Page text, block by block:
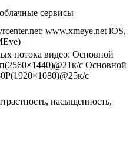
сервисы
www.xmeye.net iOS,
потока видео: Основной
с Основной
с
насыщенность,